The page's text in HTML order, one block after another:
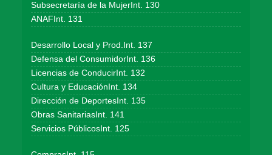
Subsecretaría de la MujerInt. 130
ANAFInt. 131
Desarrollo Local y Prod.Int. 137
Defensa del ConsumidorInt. 136
Licencias de ConducirInt. 132
Cultura y EducaciónInt. 134
Dirección de DeportesInt. 135
Obras SanitariasInt. 141
Servicios PúblicosInt. 125